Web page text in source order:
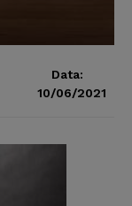
Data:
10/06/2021